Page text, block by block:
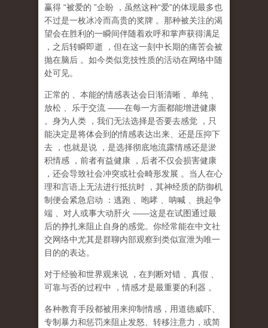
赢得 “被爱的 ”企盼 ，虽然这种“爱”的体现最多也
不过是一枚冰冷而高贵的奖牌 。那种被关注的渴
望会在胜利的一瞬间伴随着欢呼和掌声获得满足
，之后转瞬即逝
，但在这一刻中长期的痛苦会被
抛在脑后 。如今类似竞技性质的活动在网络中随
处可见。
正常的 、本能的情感表达会日渐清晰 、单纯
放松
、乐于交流 ——在每一方面都能增进健康
。身为人类
，我们无法选择是否要去感觉
，只
能决定是将体会到的情感表达出来、还是压抑下
去
，也就是说 ， 是选择彻底地流露情感还是淤
积情感
，前者有益健康
，后者不仅会损害健康
，还会导致社会冲突或社会畸形发展 。当人在心
理和言语上无法进行抵抗时
，其神经质的防御机
制便会紧急启动
：逃跑 、咆哮 、呐喊
、挑起争
端
、对人或事大动肝火 ——这是在试图通过最
后的挣扎来阻止自身的感觉。你经常能在中文社
交网络中尤其是群聊内部观察到类似宣泄为唯一
目的的表达。
对于经验和世界观来说 ，在判断对错 、真假
可靠与否的过程中
，情感才是最重要的利器 。
各种教育手段都被用来抑制情感，用道德威吓、
专制暴力和惩罚来阻止发怒、转移注意力，或简